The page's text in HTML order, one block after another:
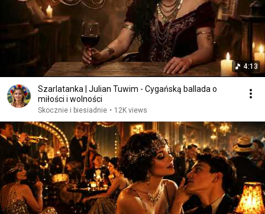
4:13
Szarlatanka | Julian Tuwim - Cygańską ballada o
miłości i wolności
Skocznie i biesiadnie • 12K views